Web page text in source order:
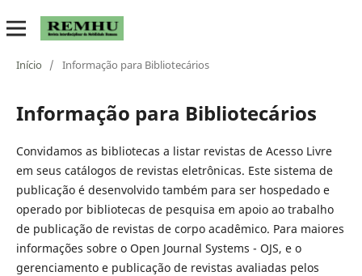
Início / Informação para Bibliotecários
Informação para Bibliotecários
Convidamos as bibliotecas a listar revistas de Acesso Livre
em seus catálogos de revistas eletrônicas. Este sistema de
publicação é desenvolvido também para ser hospedado e
operado por bibliotecas de pesquisa em apoio ao trabalho
de publicação de revistas de corpo acadêmico. Para maiores
informações sobre o Open Journal Systems - OJS, e o
gerenciamento e publicação de revistas avaliadas pelos